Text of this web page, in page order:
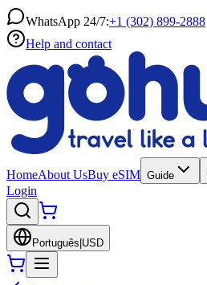
WhatsApp 24/7:+1 (302) 899-2888
Help and contact
HomeAbout UsBuy eSIM Guide
Login
Português USD